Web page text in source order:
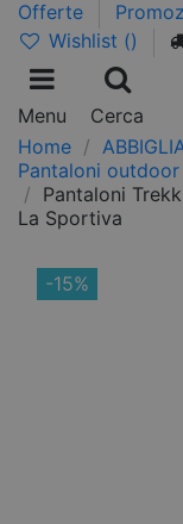
Offerte
Wishlist ()
Menu Cerca
Home
Pantaloni outdoor
Pantaloni
La Sportiva
-15%